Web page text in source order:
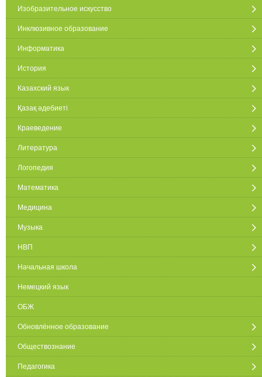
Изобразительное искусство
Инклюзивное образование
Информатика
История
Казахский язык
Қазақ әдебиеті
Краеведение
Литература
Логопедия
Математика
Медицина
Музыка
НВП
Начальная школа
Немецкий язык
ОБЖ
Обновлённое образование
Обществознание
Педагогика